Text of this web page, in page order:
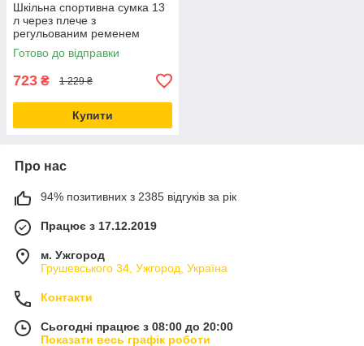
Шкільна спортивна сумка 13
л через плече з
регульованим ременем
чорна KRUZZEL CS-0278
Готово до відправки
723 ₴ 1 229 ₴
Купити
Про нас
94% позитивних з 2385 відгуків за рік
Працює з 17.12.2019
м. Ужгород
Грушевського 34, Ужгород, Україна
Контакти
Сьогодні працює з 08:00 до 20:00
Показати весь графік роботи